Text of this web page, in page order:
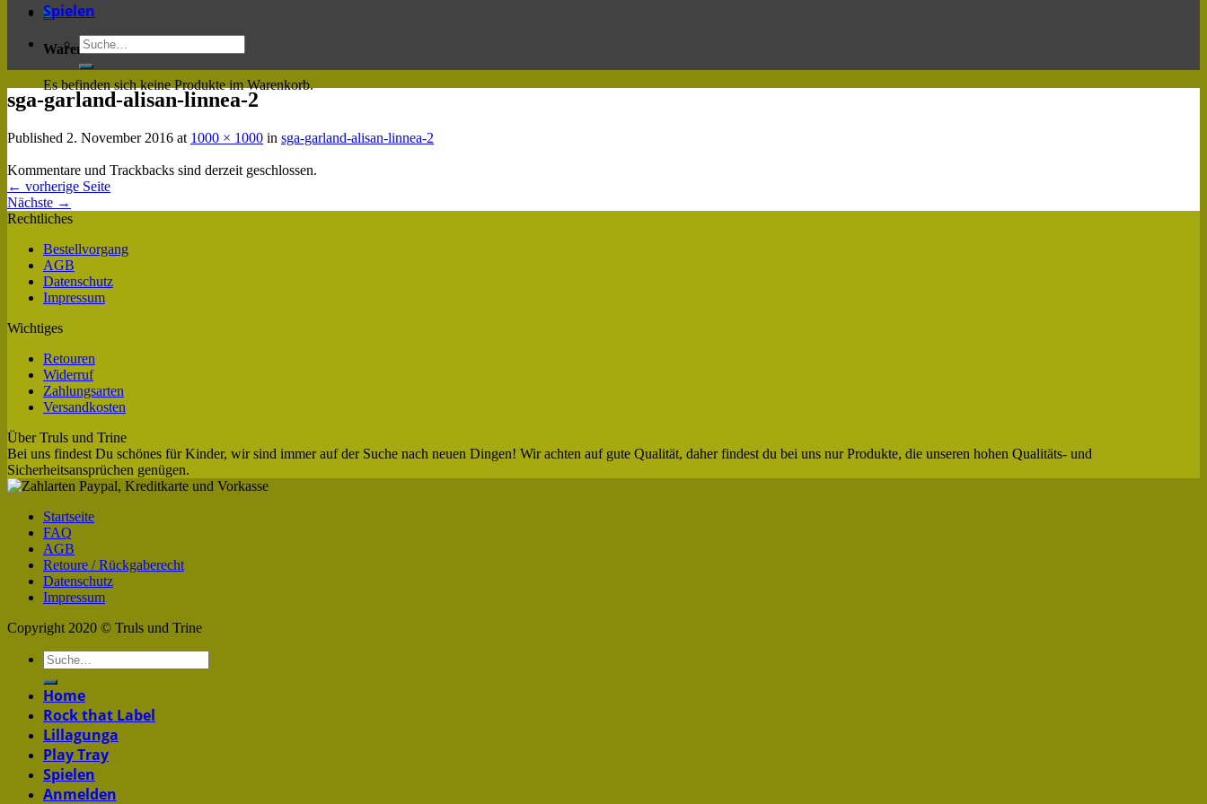
0
Warenkorb
Es befinden sich keine Produkte im Warenkorb.
Spielen
sga-garland-alisan-linnea-2
Published 2. November 2016 at 1000 × 1000 in sga-garland-alisan-linnea-2
Kommentare und Trackbacks sind derzeit geschlossen.
← vorherige Seite
Nächste →
Rechtliches
Bestellvorgang
AGB
Datenschutz
Impressum
Wichtiges
Retouren
Widerruf
Zahlungsarten
Versandkosten
Über Truls und Trine
Bei uns findest Du schönes für Kinder, wir sind immer auf der Suche nach neuen Dingen! Wir achten auf gute Qualität, daher findest du bei uns nur Produkte, die unseren hohen Qualitäts- und
Sicherheitsansprüchen genügen.
Startseite
FAQ
AGB
Retoure / Rückgaberecht
Datenschutz
Impressum
Copyright 2020 © Truls und Trine
Home
Rock that Label
Lillagunga
Play Tray
Spielen
Anmelden